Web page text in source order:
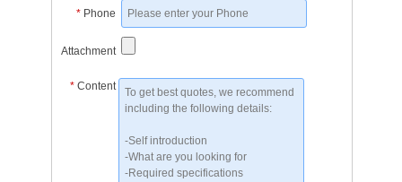
* Phone
Attachment
* Content